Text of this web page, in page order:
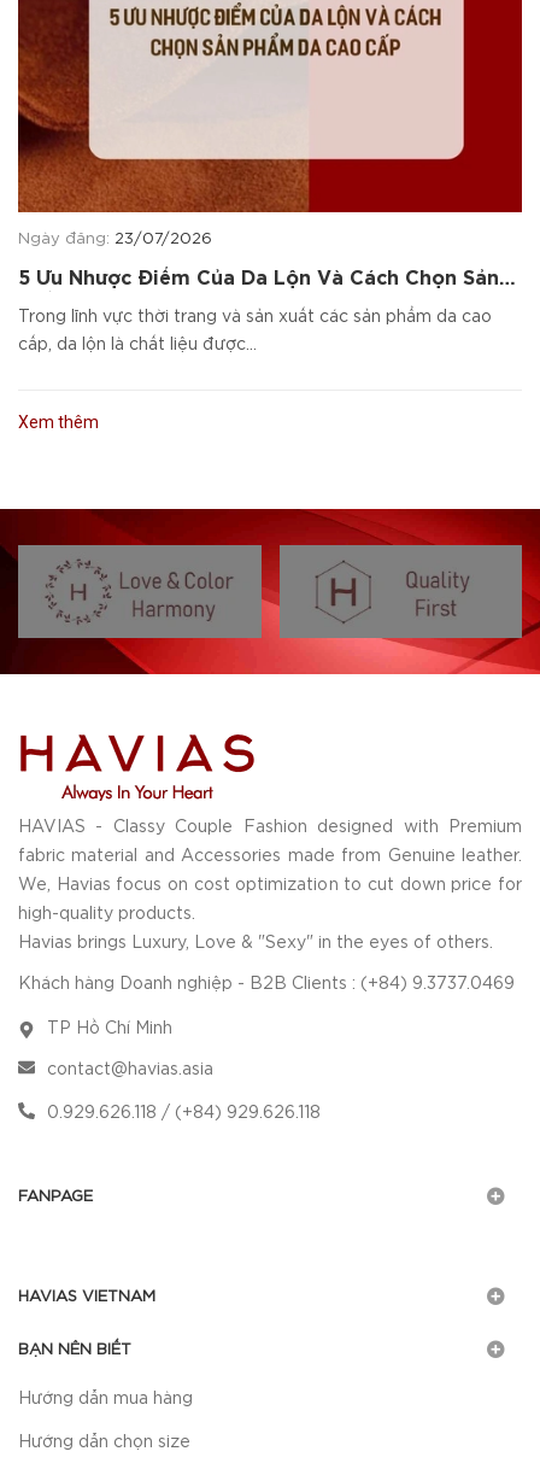
Ngày đăng: 23/07/2026
5 Ưu Nhược Điểm Của Da Lộn Và Cách Chọn Sản
Trong lĩnh vực thời trang và sản xuất các sản phẩm da cao
cấp, da lộn là chất liệu được...
Xem thêm
HAVIAS - Classy Couple Fashion designed with Premium
fabric material and Accessories made from Genuine leather.
We, Havias focus on cost optimization to cut down price for
high-quality products.
Havias brings Luxury, Love & "Sexy" in the eyes of others.
Khách hàng Doanh nghiệp - B2B Clients : (+84) 9.3737.0469
TP Hồ Chí Minh
contact@havias.asia
0.929.626.118 / (+84) 929.626.118
FANPAGE
HAVIAS VIETNAM
BẠN NÊN BIẾT
Hướng dẫn mua hàng
Hướng dẫn chọn size